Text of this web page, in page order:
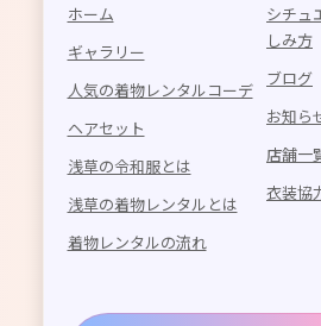
ホーム
ギャラリー
人気の着物レンタルコーデ
ヘアセット
浅草の令和服とは
浅草の着物レンタルとは
着物レンタルの流れ
シチュ
しみ方
ブログ
お知ら
店舗一
衣装協